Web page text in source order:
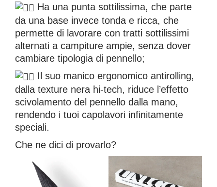
Ha una punta sottilissima, che parte
da una base invece tonda e ricca, che
permette di lavorare con tratti sottilissimi
alternati a campitureampie, senza dover
cambiare tipologia di pennello;
Il suo manico ergonomico antirolling,
dalla texture nera hi-tech, riduce l’effetto
scivolamento del pennello dalla mano,
rendendo i tuoi capolavori infinitamente
speciali.
Che ne dici di provarlo?